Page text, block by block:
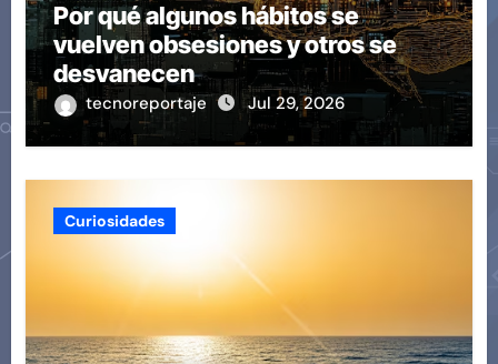
Por qué algunos hábitos se
vuelven obsesiones y otros se
desvanecen
tecnoreportaje Jul 29, 2026
Curiosidades